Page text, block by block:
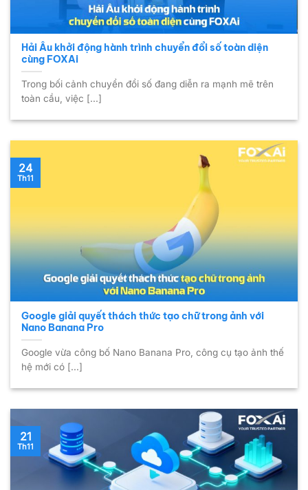
Hải Âu khởi động hành trình chuyển đổi số toàn diện
cùng FOXAi
Trong bối cảnh chuyển đổi số đang diễn ra mạnh mẽ trên
toàn cầu, việc [...]
Google giải quyết thách thức tạo chữ trong ảnh với
Nano Banana Pro
Google vừa công bố Nano Banana Pro, công cụ tạo ảnh thế
hệ mới có [...]
24
Th11
21
Th11